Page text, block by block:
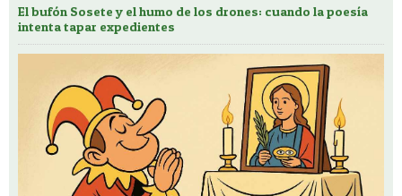
El bufón Sosete y el humo de los drones: cuando la poesía
intenta tapar expedientes